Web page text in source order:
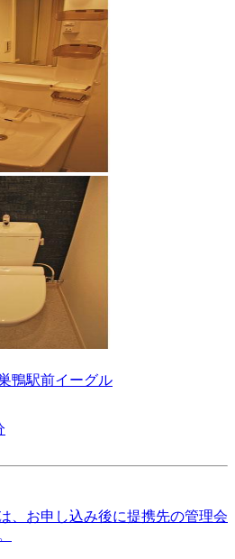
鴨駅前イーグル
、お申し込み後に提携先の管理会